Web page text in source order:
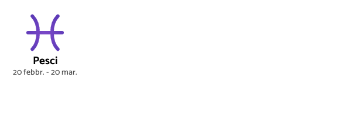
Pesci
20 febbr. - 20 mar.